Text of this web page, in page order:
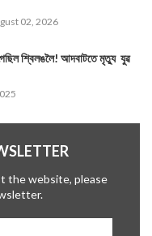
02, 2026
গৈছিল শ্বিলঙলৈ! আদবাটতে মৃত্যু যুৱ
the website, please